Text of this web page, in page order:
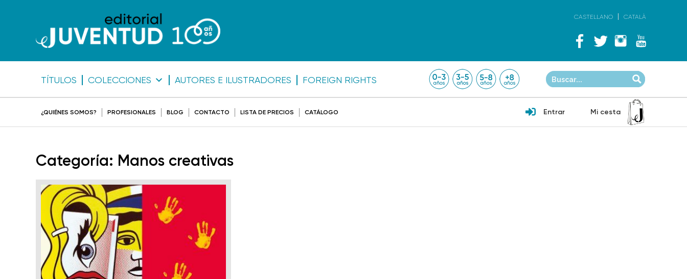
CASTELLANO CATALÀ
TÍTULOS COLECCIONES AUTORES E ILUSTRADORES FOREIGN RIGHTS
¿QUIÉNES SOMOS? PROFESIONALES BLOG CONTACTO LISTA DE PRECIOS CATÁLOGO Entrar Mi cesta
Categoría: Manos creativas